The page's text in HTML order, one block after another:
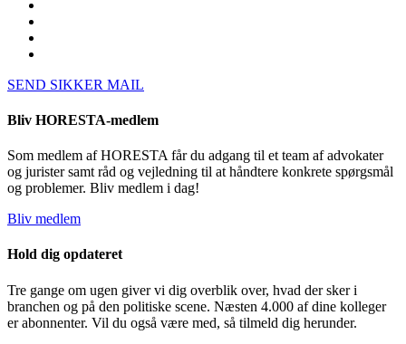
SEND SIKKER MAIL
Bliv HORESTA-medlem
Som medlem af HORESTA får du adgang til et team af advokater
og jurister samt råd og vejledning til at håndtere konkrete spørgsmål
og problemer. Bliv medlem i dag!
Bliv medlem
Hold dig opdateret
Tre gange om ugen giver vi dig overblik over, hvad der sker i
branchen og på den politiske scene. Næsten 4.000 af dine kolleger
er abonnenter. Vil du også være med, så tilmeld dig herunder.